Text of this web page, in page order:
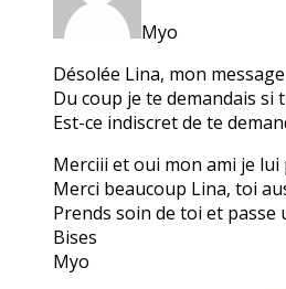
Myo
Désolée Lina, mon
Du coup je te demandais si
Est-ce indiscret de te
Merciii et oui mon ami je
Merci beaucoup Lina, toi
Prends soin de toi et passe
Bises
Myo